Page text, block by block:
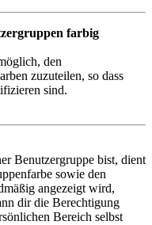
farbig
den
zuzuteilen, so dass
sind.
Benutzergruppe bist, dient
sowie den
angezeigt wird,
dir die Berechtigung
Bereich selbst